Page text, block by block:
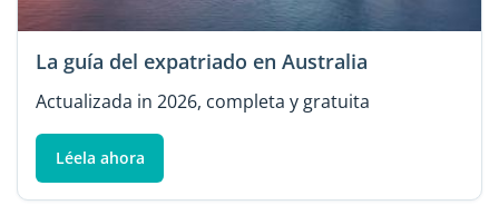
La guía del expatriado en Australia
Actualizada in 2026, completa y gratuita
Léela ahora